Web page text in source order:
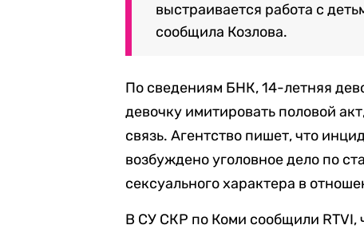
выстраивается работа с
сообщила Козлова.
По сведениям БНК, 14-летняя
девочку имитировать половой
связь. Агентство пишет, что
возбуждено уголовное дело по
сексуального характера в
В СУ СКР по Коми сообщили